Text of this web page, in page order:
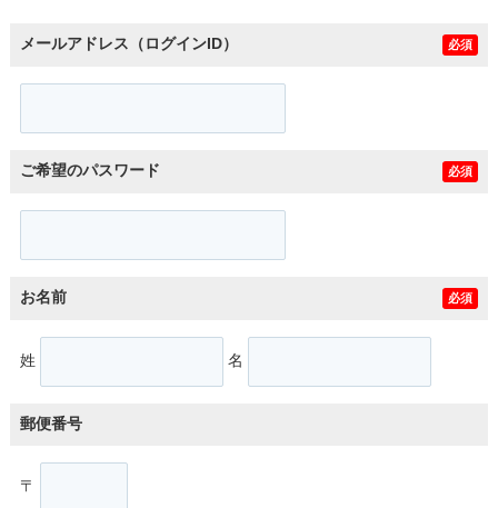
メールアドレス（ログインID） 必須
ご希望のパスワード 必須
お名前 必須
姓 名
郵便番号
〒